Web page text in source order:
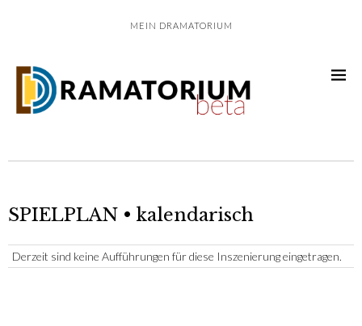
MEIN DRAMATORIUM
SPIELPLAN • kalendarisch
Derzeit sind keine Aufführungen für diese Inszenierung eingetragen.